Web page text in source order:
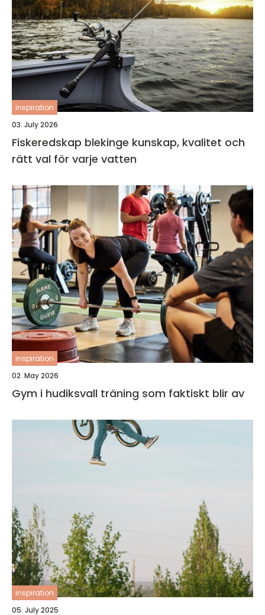
inspiration
03. July 2026
Fiskeredskap blekinge kunskap, kvalitet och
rätt val för varje vatten
inspiration
02. May 2026
Gym i hudiksvall träning som faktiskt blir av
inspiration
05. July 2025